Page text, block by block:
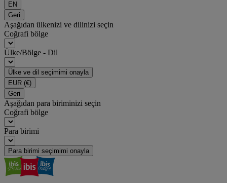
EN
Geri
Aşağıdan ülkenizi ve dilinizi seçin
Coğrafi bölge
Ülke/Bölge - Dil
Ülke ve dil seçimimi onayla
EUR (€)
Geri
Aşağıdan para biriminizi seçin
Coğrafi bölge
Para birimi
Para birimi seçimimi onayla